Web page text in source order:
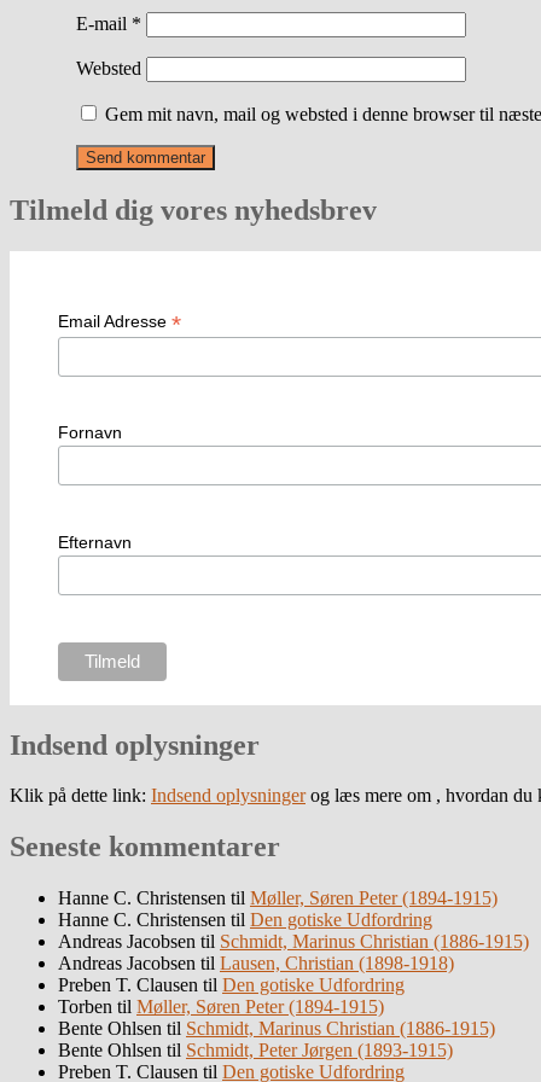
E-mail *
Websted
Gem mit navn, mail og websted i denne browser til
Tilmeld dig vores nyhedsbrev
Email Adresse *
Fornavn
Efternavn
Indsend oplysninger
Klik på dette link: Indsend oplysningerog læs mere om , hvordan du
Seneste kommentarer
Hanne C. Christensen til Møller, Søren Peter (1894-1915)
Hanne C. Christensen til Den gotiske Udfordring
Andreas Jacobsen til Schmidt, Marinus Christian (1886-1915)
Andreas Jacobsen til Lausen, Christian (1898-1918)
Preben T. Clausen til Den gotiske Udfordring
Torben til Møller, Søren Peter (1894-1915)
Bente Ohlsen til Schmidt, Marinus Christian (1886-1915)
Bente Ohlsen til Schmidt, Peter Jørgen (1893-1915)
Preben T. Clausen til Den gotiske Udfordring